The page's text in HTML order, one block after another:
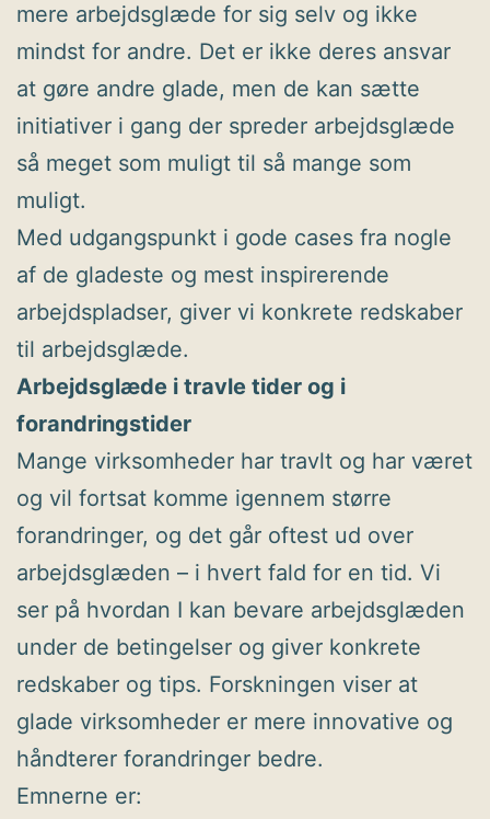
mere arbejdsglæde for sig selv og ikke
mindst for andre. Det er ikke deres ansvar
at gøre andre glade, men de kan sætte
initiativer i gang der spreder arbejdsglæde
så meget som muligt til så mange som
muligt.
Med udgangspunkt i gode cases fra nogle
af de gladeste og mest inspirerende
arbejdspladser, giver vi konkrete redskaber
til arbejdsglæde.
Arbejdsglæde i travle tider og i
forandringstider
Mange virksomheder har travlt og har været
og vil fortsat komme igennem større
forandringer, og det går oftest ud over
arbejdsglæden – i hvert fald for en tid. Vi
ser på hvordan I kan bevare arbejdsglæden
under de betingelser og giver konkrete
redskaber og tips. Forskningen viser at
glade virksomheder er mere innovative og
håndterer forandringer bedre.
Emnerne er: